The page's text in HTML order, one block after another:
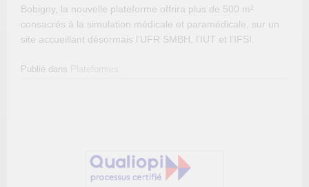
Bobigny, la nouvelle plateforme offrira plus de 500 m²
consacrés à la simulation médicale et paramédicale, sur un
site accueillant désormais l’UFR SMBH, l’IUT et l’IFSI.
Publié dans